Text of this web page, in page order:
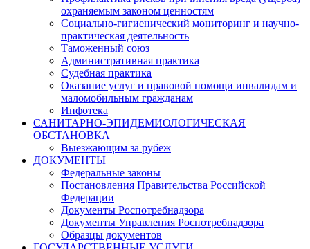
охраняемым законом ценностям
Социально-гигиенический мониторинг и научно-
практическая деятельность
Таможенный союз
Административная практика
Судебная практика
Оказание услуг и правовой помощи инвалидам и
маломобильным гражданам
Инфотека
САНИТАРНО-ЭПИДЕМИОЛОГИЧЕСКАЯ
ОБСТАНОВКА
Выезжающим за рубеж
ДОКУМЕНТЫ
Федеральные законы
Постановления Правительства Российской
Федерации
Документы Роспотребнадзора
Документы Управления Роспотребнадзора
Образцы документов